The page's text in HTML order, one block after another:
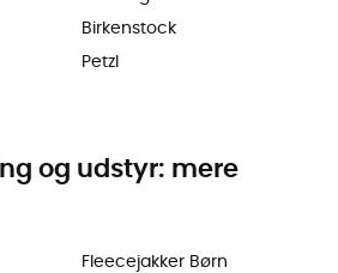
Birkenstock
Petzl
og udstyr: mere
Fleecejakker Børn